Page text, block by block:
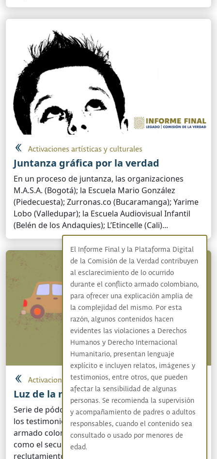
Activaciones artísticas y culturales
Juntanza gráfica por la verdad
En un proceso de juntanza, las organizaciones
M.A.S.A. (Bogotá); la Escuela Mario González
(Piedecuesta); Zurronas.co (Bucaramanga); Yarime
Lobo (Valledupar); la Escuela Audiovisual Infantil
(Belén de los Andaquies); L’Etincelle (Cali)...
Activaciones artísticas y culturales
Luz de la noche
Serie de pódcast de quince capítulos inspirada en
los testimonios reales de víctimas del conflicto
armado colombiano y sobrevivientes de hechos
como el secuestro, el desplazamiento forzado y el
reclutamiento infantil.
El Informe Final y la Plataforma Digital
de la Comisión de la Verdad contribuyen
al esclarecimiento de lo ocurrido
durante el conflicto armado colombiano,
para ofrecer una explicación amplia de
la complejidad del mismo. Por esta
razón, algunos contenidos hacen
evidentes las violaciones a Derechos
Humanos y Derecho Internacional
Humanitario, presentan lenguaje
explícito e incluyen relatos, imágenes y
testimonios, entre otros, que pueden
afectar la sensibilidad de algunas
personas. Se recomienda la supervisión
y acompañamiento de padres o adultos
responsables, cuando el contenido sea
consultado o usado por menores de
edad.